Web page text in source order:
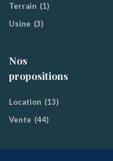
Terrain (1)
Usine (3)
Nos
propositions
Location (13)
Vente (44)